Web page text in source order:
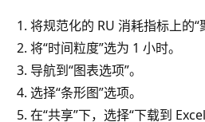
将规范化的 RU 消耗指标上的“
将“时间粒度”选为 1 小时。
导航到“图表选项”。
选择“条形图”选项。
在“共享”下，选择“下载到